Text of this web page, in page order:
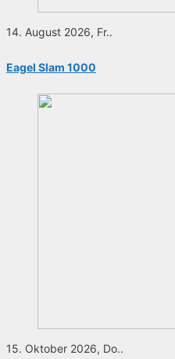
14. August 2026, Fr..
Eagel Slam 1000
15. Oktober 2026, Do..